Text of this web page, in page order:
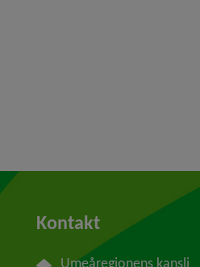
Kontakt
Umeåregionens kansli